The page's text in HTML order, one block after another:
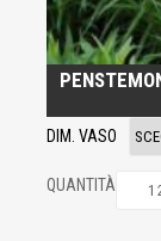
DIM. VASO
QUANTITÀ